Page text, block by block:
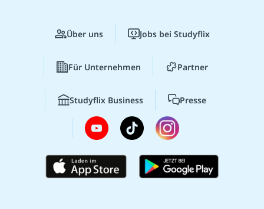
Über uns Jobs bei Studyflix
Für Unternehmen Partner
Studyflix Business Presse